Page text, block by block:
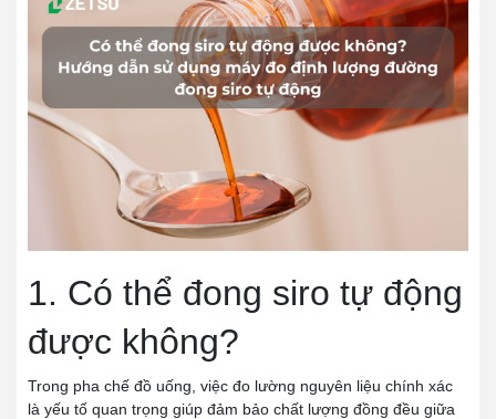
1. Có thể đong siro tự động
được không?
Trong pha chế đồ uống, việc đo lường nguyên liệu chính xác
là yếu tố quan trọng giúp đảm bảo chất lượng đồng đều giữa